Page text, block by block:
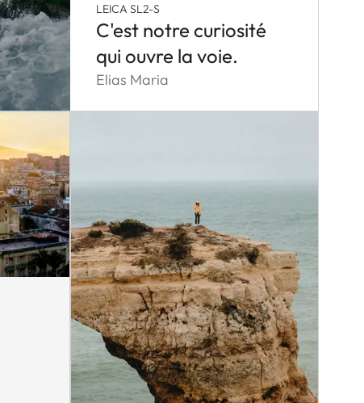
LEICA SL2-S
C'est notre curiosité
qui ouvre la voie.
Elias Maria